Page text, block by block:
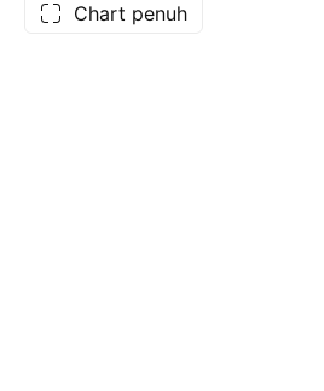
Chart penuh